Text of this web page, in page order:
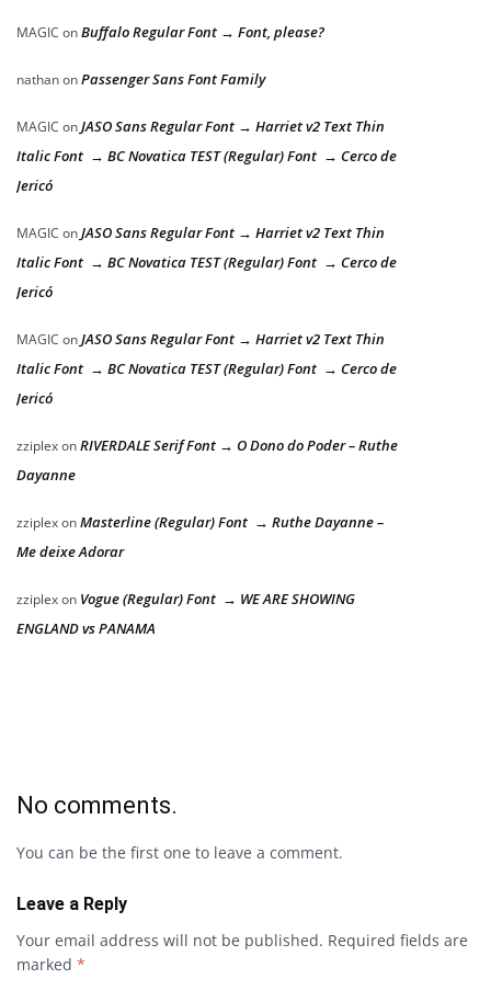
MAGIC onBuffalo Regular Font → Font, please?
nathanonPassenger Sans Font Family
MAGIC onJASO Sans Regular Font → Harriet v2 Text Thin
Italic Font → BC Novatica TEST (Regular) Font → Cerco de
Jericó
MAGIC onJASO Sans Regular Font → Harriet v2 Text Thin
Italic Font → BC Novatica TEST (Regular) Font → Cerco de
Jericó
MAGIC onJASO Sans Regular Font → Harriet v2 Text Thin
Italic Font → BC Novatica TEST (Regular) Font → Cerco de
Jericó
zziplexonRIVERDALE Serif Font → O Dono do Poder – Ruthe
Dayanne
zziplexonMasterline (Regular) Font → Ruthe Dayanne –
Me deixe Adorar
zziplexon Vogue (Regular) Font → WE ARE SHOWING
ENGLAND vs PANAMA
No comments.
You can be the first one to leave a comment.
Leave a Reply
Your email address will not be published. Required fields are
marked *